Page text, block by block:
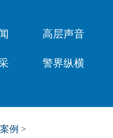
高层声音
警界纵横
例 >